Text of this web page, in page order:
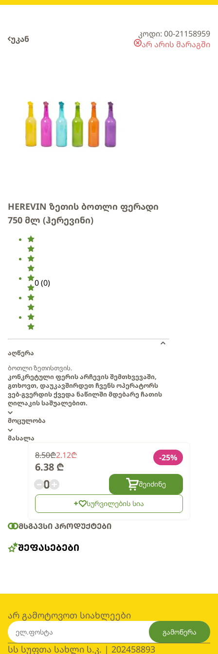
უკან
კოდი: 00-21158959
არ არის მარაგში
HEREVIN ზეთის ბოთლი ფერადი
750 მლ (ჰერევინი)
0(0)
აღწერა
ბოთლი ზეთისთვის.
კონკრეტული ფერის არჩევის შემთხვევაში,
გთხოვთ, დაუკავშირდეთ ჩვენს ოპერატორს
ვებ-გვერდის ქვედა ნაწილში მდებარე ჩათის
ღილაკის საშუალებით.
მოცულობა
მასალა
8.50₾2.12₾
6.38 ₾
-25%
0 შეიძინე
სურვილების სია
ᲛᲡᲒᲐᲕᲡᲘ ᲞᲠᲝᲓᲣᲥᲢᲔᲑᲘ
ᲨᲔᲤᲐᲡᲔᲑᲔᲑᲘ
არ გამოტოვოთ სიახლეები
გამოწერა
სს სუფთა სახლი ს.კ. | 202458893